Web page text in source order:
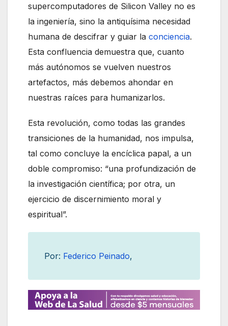
supercomputadores de Silicon Valley no es
la ingeniería, sino la antiquísima necesidad
humana de descifrar y guiar la conciencia.
Esta confluencia demuestra que, cuanto
más autónomos se vuelven nuestros
artefactos, más debemos ahondar en
nuestras raíces para humanizarlos.
Esta revolución, como todas las grandes
transiciones de la humanidad, nos impulsa,
tal como concluye la encíclica papal, a un
doble compromiso: “una profundización de
la investigación científica; por otra, un
ejercicio de discernimiento moral y
espiritual”.
Por: Federico Peinado,